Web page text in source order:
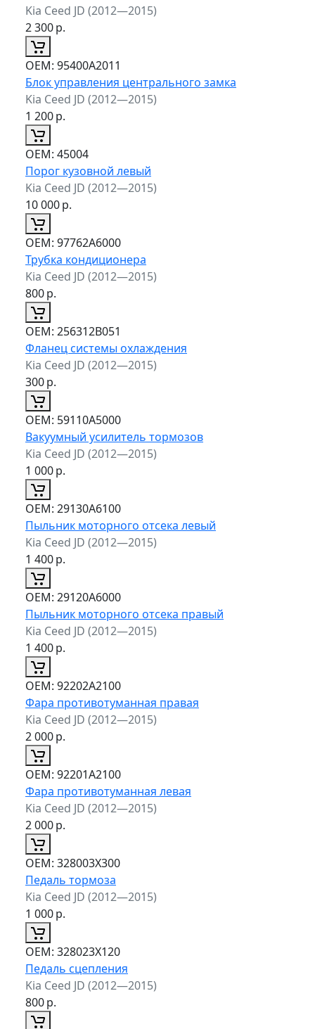
Kia Ceed JD (2012—2015)
2 300р.
ОЕМ: 95400A2011
Блок управления центрального замка
Kia Ceed JD (2012—2015)
1 200р.
ОЕМ: 45004
Порог кузовной левый
Kia Ceed JD (2012—2015)
10 000р.
ОЕМ: 97762A6000
Трубка кондиционера
Kia Ceed JD (2012—2015)
800р.
ОЕМ: 256312B051
Фланец системы охлаждения
Kia Ceed JD (2012—2015)
300р.
ОЕМ: 59110A5000
Вакуумный усилитель тормозов
Kia Ceed JD (2012—2015)
1 000р.
ОЕМ: 29130A6100
Пыльник моторного отсека левый
Kia Ceed JD (2012—2015)
1 400р.
ОЕМ: 29120A6000
Пыльник моторного отсека правый
Kia Ceed JD (2012—2015)
1 400р.
ОЕМ: 92202A2100
Фара противотуманная правая
Kia Ceed JD (2012—2015)
2 000р.
ОЕМ: 92201A2100
Фара противотуманная левая
Kia Ceed JD (2012—2015)
2 000р.
ОЕМ: 328003X300
Педаль тормоза
Kia Ceed JD (2012—2015)
1 000р.
ОЕМ: 328023X120
Педаль сцепления
Kia Ceed JD (2012—2015)
800р.